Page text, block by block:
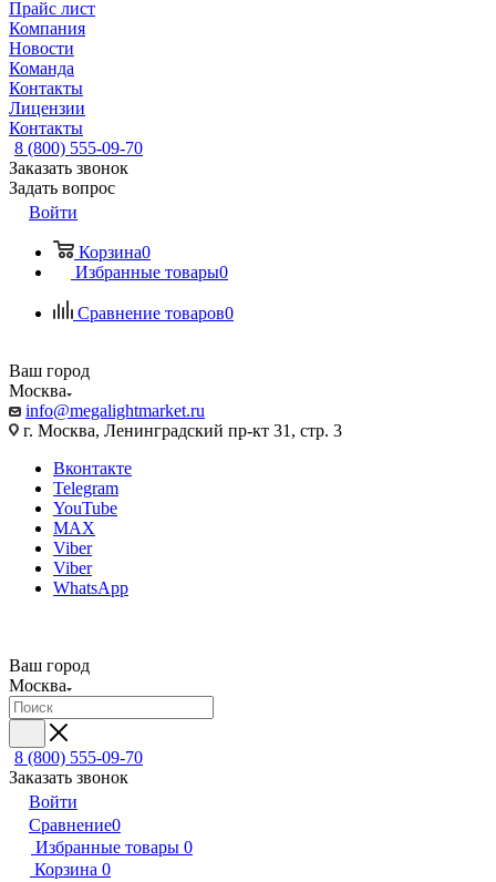
Прайс лист
Компания
Новости
Команда
Контакты
Лицензии
Контакты
8 (800) 555-09-70
Заказать звонок
Задать вопрос
Войти
Корзина0
Избранные товары0
Сравнение товаров0
Ваш город
Москва
info@megalightmarket.ru
г. Москва, Ленинградский пр-кт 31, стр. 3
Вконтакте
Telegram
YouTube
MAX
Viber
Viber
WhatsApp
Ваш город
Москва
8 (800) 555-09-70
Заказать звонок
Войти
Сравнение0
Избранные товары 0
Корзина 0